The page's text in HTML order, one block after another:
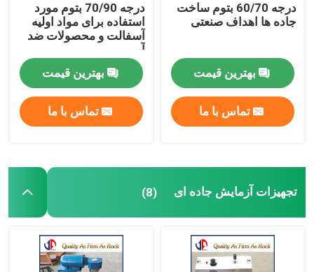
یخ شکن لرزاننده
درجه 60/70 بتوم ساخت
جاده ها اهداف صنعتی
بهترین قیمت
تماس با ما
درجه 70/90 بتوم مورد
استفاده برای مواد اولیه
آسفالت و محصولات ضد
آب
بهترین قیمت
تماس با ما
تجهیزات آزمایش جاده ای (8)